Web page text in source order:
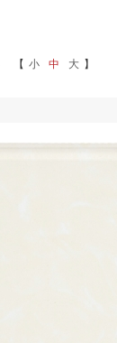
【 小 中 大 】